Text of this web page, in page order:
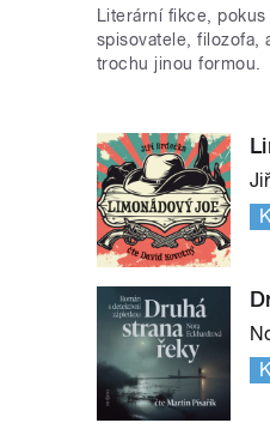
Literární fikce,
spisovatele, filozofa,
trochu jinou formou.